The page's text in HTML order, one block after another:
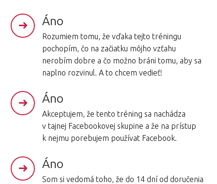
Áno
Rozumiem tomu, že vďaka tejto tréningu
pochopím, čo na začiatku môjho vzťahu
nerobím dobre a čo možno bráni tomu, aby sa
naplno rozvinul. A to chcem vedieť!
Áno
Akceptujem, že tento tréning sa nachádza
v tajnej Facebookovej skupine a že na prístup
k nejmu porebujem používat Facebook.
Áno
Som si vedomá toho, že do 14 dní od doručenia